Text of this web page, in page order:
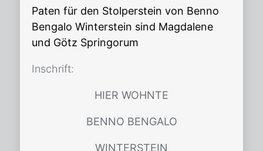
Paten für den Stolperstein von Benno
Bengalo Winterstein sind Magdalene
und Götz Springorum
In­schrift:
HIER WOHNTE
BENNO BENGALO
WINTERSTEIN